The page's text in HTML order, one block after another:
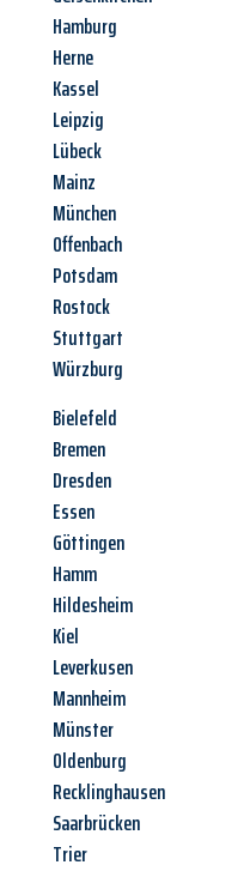
Hamburg
Herne
Kassel
Leipzig
Lübeck
Mainz
München
Offenbach
Potsdam
Rostock
Stuttgart
Würzburg
Bielefeld
Bremen
Dresden
Essen
Göttingen
Hamm
Hildesheim
Kiel
Leverkusen
Mannheim
Münster
Oldenburg
Recklinghausen
Saarbrücken
Trier